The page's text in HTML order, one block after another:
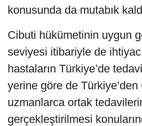
konusunda da mutabık
Cibuti hükümetinin uygun
seviyesi itibariyle de
hastaların Türkiye’de
yerine göre de Türkiye’den
uzmanlarca ortak
gerçekleştirilmesi